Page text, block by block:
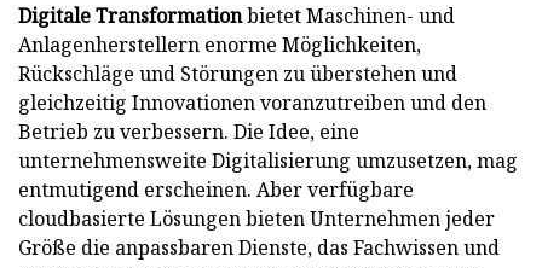
Digitale Transformationbietet Maschinen- und
Anlagenherstellern enorme Möglichkeiten,
Rückschläge und Störungen zu überstehen und
gleichzeitig Innovationen voranzutreiben und den
Betrieb zu verbessern. Die Idee, eine
unternehmensweite Digitalisierung umzusetzen, mag
entmutigend erscheinen. Aber verfügbare
cloudbasierte Lösungen bieten Unternehmen jeder
Größe die anpassbaren Dienste, das Fachwissen und